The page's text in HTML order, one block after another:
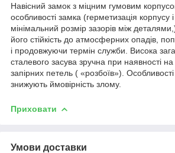
Навісний замок з міцним гумовим
особливості замка (герметизація корпусу
мінімальний розмір зазорів між
його стійкість до атмосферних опадів,
і продовжуючи термін служби. Висока
сталевого засува зручна при наявності
запірних петель ( «розбоїв»). Особливості
знижують ймовірність злому.
Приховати
Умови доставки